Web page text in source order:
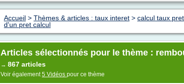
Accueil > Thèmes & articles : taux interet > calcul taux
d'un pret calcul
Articles sélectionnés pour le thème :
→ 867 articles
Voir également5 Vidéos pour ce thème